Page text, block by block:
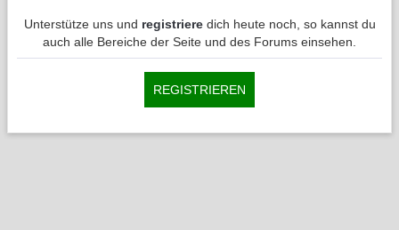
Unterstütze uns und registrieredich heute noch, so kannst du
auch alle Bereiche der Seite und des Forums einsehen.
REGISTRIEREN